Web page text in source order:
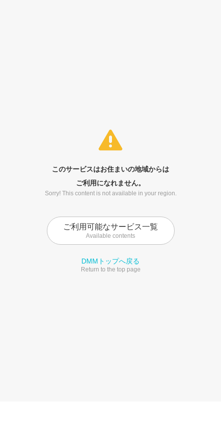
このサービスはお住まいの地域からは
ご利用になれません。
Sorry! This content is not available in your region.
ご利用可能なサービス一覧
Available contents
DMMトップへ戻る
Return to the top page